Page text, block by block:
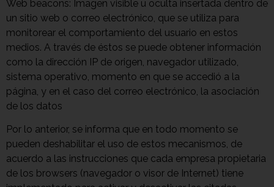
Web beacons: Imagen visible u oculta insertada dentro de
un sitio web o correo electrónico, que se utiliza para
monitorear el comportamiento del usuario en estos
medios. A través de éstos se puede obtener información
como la dirección IP de origen, navegador utilizado,
sistema operativo, momento en que se accedió a la
página, y en el caso del correo electrónico, la asociación
de los datos
Por lo anterior, se informa que en todo momento se
pueden deshabilitar el uso de estos mecanismos, de
acuerdo a las instrucciones que cada empresa propietaria
de los browsers (navegador o visor de Internet) tiene